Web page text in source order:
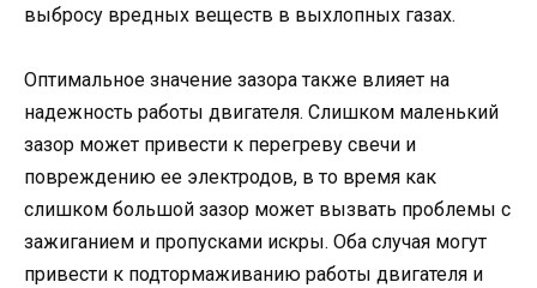
выбросу вредных веществ в выхлопных газах.
Оптимальное значение зазора также влияет на
надежность работы двигателя. Слишком маленький
зазор может привести к перегреву свечи и
повреждению ее электродов, в то время как
слишком большой зазор может вызвать проблемы с
зажиганием и пропусками искры. Оба случая могут
привести к подтормаживанию работы двигателя и